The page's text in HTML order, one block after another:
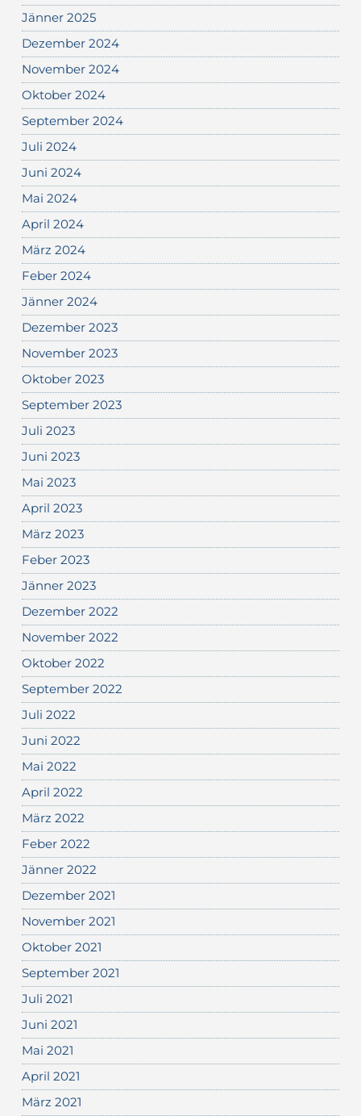
Jänner 2025
Dezember 2024
November 2024
Oktober 2024
September 2024
Juli 2024
Juni 2024
Mai 2024
April 2024
März 2024
Feber 2024
Jänner 2024
Dezember 2023
November 2023
Oktober 2023
September 2023
Juli 2023
Juni 2023
Mai 2023
April 2023
März 2023
Feber 2023
Jänner 2023
Dezember 2022
November 2022
Oktober 2022
September 2022
Juli 2022
Juni 2022
Mai 2022
April 2022
März 2022
Feber 2022
Jänner 2022
Dezember 2021
November 2021
Oktober 2021
September 2021
Juli 2021
Juni 2021
Mai 2021
April 2021
März 2021